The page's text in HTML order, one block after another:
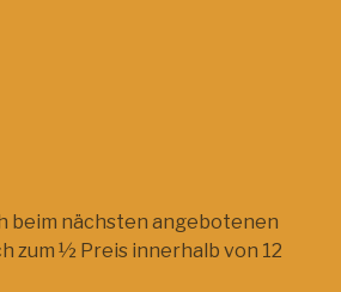
beim nächsten angebotenen
zum ½ Preis innerhalb von 12